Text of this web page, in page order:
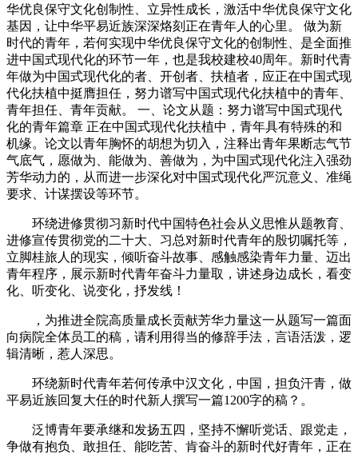
华优良保守文化创制性、立异性成长，激活中华优良保守文化
基因，让中华平易近族深深烙刻正在青年人的心里。 做为新
时代的青年，若何实现中华优良保守文化的创制性、是全面推
进中国式现代化的环节一年，也是我校建校40周年。新时代青
年做为中国式现代化的者、开创者、扶植者，应正在中国式现
代化扶植中挺膺担任，努力谱写中国式现代化扶植中的青年、
青年担任、青年贡献。 一、论文从题：努力谱写中国式现代
化的青年篇章 正在中国式现代化扶植中，青年具有特殊的和
机缘。论文以青年胸怀的胡想为切入，注释出青年果断志气节
气底气，愿做为、能做为、善做为，为中国式现代化注入强劲
芳华动力的，从而进一步深化对中国式现代化严沉意义、准绳
要求、计谋摆设等环节。
环绕进修贯彻习新时代中国特色社会从义思惟从题教育、
进修宣传贯彻党的二十大、习总对新时代青年的殷切嘱托等，
立脚桂旅人的现实，倾听奋斗故事、感触感染青年力量、迈出
青年程序，展示新时代青年奋斗力量取，讲述身边成长，看变
化、听变化、说变化，抒发线！
，为推进全院高质量成长贡献芳华力量这一从题写一篇面
向病院全体员工的稿，请利用得当的修辞手法，言语活泼，逻
辑清晰，惹人深思。
环绕新时代青年若何传承中汉文化，中国，担负汗青，做
平易近族回复大任的时代新人撰写一篇1200字的稿？。
泛博青年要承继和发扬五四，坚持不懈听党话、跟党走，
争做有抱负、敢担任、能吃苦、肯奋斗的新时代好青年，正在